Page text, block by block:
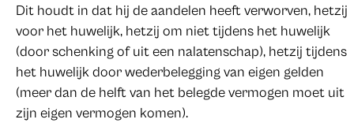
Dit houdt in dat hij de aandelen heeft verworven, hetzij
voor het huwelijk, hetzij om niet tijdens het huwelijk
(door schenking of uit een nalatenschap), hetzij tijdens
het huwelijk door wederbelegging van eigen gelden
(meer dan de helft van het belegde vermogen moet uit
zijn eigen vermogen komen).